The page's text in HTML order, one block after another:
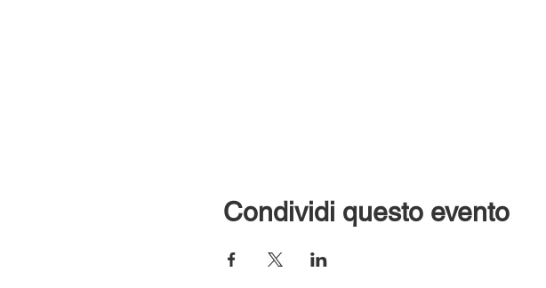
Condividi questo evento